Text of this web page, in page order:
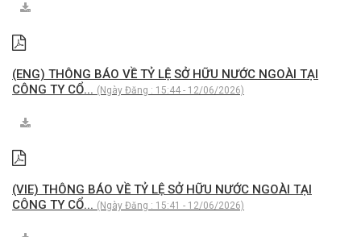
(ENG) THÔNG BÁO VỀ TỶ LỆ SỞ HỮU NƯỚC NGOÀI TẠI
CÔNG TY CỔ... (Ngày Đăng : 15:44 - 12/06/2026)
(VIE) THÔNG BÁO VỀ TỶ LỆ SỞ HỮU NƯỚC NGOÀI TẠI
CÔNG TY CỔ... (Ngày Đăng : 15:41 - 12/06/2026)